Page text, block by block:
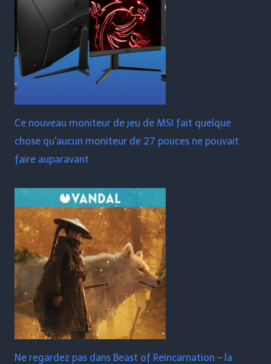
Ce nouveau moniteur de jeu de MSI fait quelque
chose qu'aucun moniteur de 27 pouces ne pouvait
faire auparavant
Ne regardez pas dans Beast of Reincarnation – la